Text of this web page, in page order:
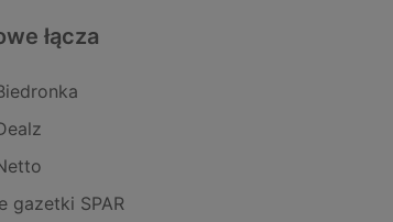
łącza
gazetki SPAR